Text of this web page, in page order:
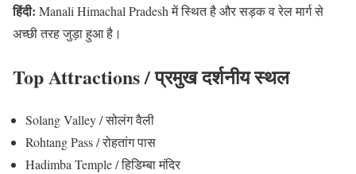
हिंदी: Manali Himachal Pradesh में स्थित है और सड़क व रेल मार्ग से
अच्छी तरह जुड़ा हुआ है।
Top Attractions / प्रमुख दर्शनीय स्थल
Solang Valley / सोलंग वैली
Rohtang Pass / रोहतांग पास
Hadimba Temple / हिडिम्बा मंदिर